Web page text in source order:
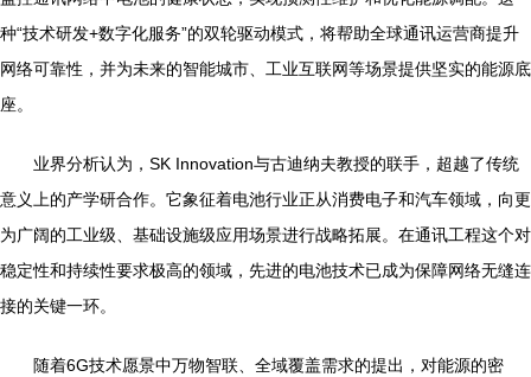
种“技术研发+数字化服务”的双轮驱动模式，将帮助全球通讯运营商提升
网络可靠性，并为未来的智能城市、工业互联网等场景提供坚实的能源底
座。
业界分析认为，SK Innovation与古迪纳夫教授的联手，超越了传统
意义上的产学研合作。它象征着电池行业正从消费电子和汽车领域，向更
为广阔的工业级、基础设施级应用场景进行战略拓展。在通讯工程这个对
稳定性和持续性要求极高的领域，先进的电池技术已成为保障网络无缝连
接的关键一环。
随着6G技术愿景中万物智联、全域覆盖需求的提出，对能源的密